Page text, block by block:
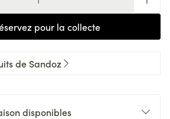
pour la collecte
de Sandoz
disponibles